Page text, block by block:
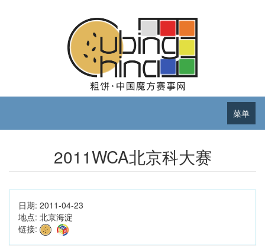
菜单
2011WCA北京科大赛
日期: 2011-04-23
地点: 北京海淀
链接: